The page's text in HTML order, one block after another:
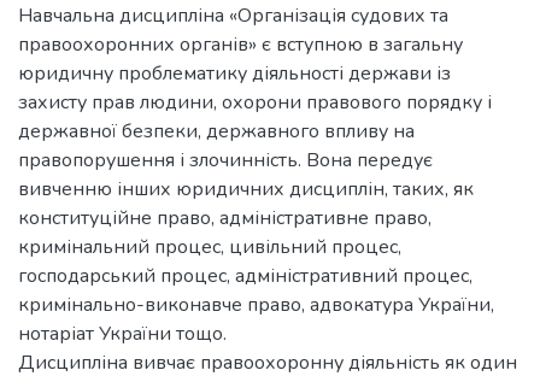
Навчальна дисципліна «Організація судових та
правоохоронних органів» є вступною в загальну
юридичну проблематику діяльності держави із
захисту прав людини, охорони правового порядку і
державної безпеки, державного впливу на
правопорушення і злочинність. Вона передує
вивченню інших юридичних дисциплін, таких, як
конституційне право, адміністративне право,
кримінальний процес, цивільний процес,
господарський процес, адміністративний процес,
кримінально-виконавче право, адвокатура України,
нотаріат України тощо.
Дисципліна вивчає правоохоронну діяльність як один